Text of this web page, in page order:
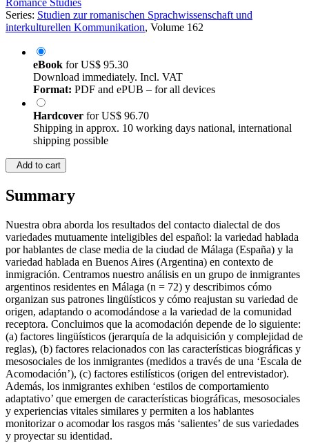
Romance Studies
Series: Studien zur romanischen Sprachwissenschaft und
interkulturellen Kommunikation, Volume 162
eBook forUS$ 95.30
Download immediately. Incl. VAT
Format: PDF and ePUB – for all devices
Hardcover forUS$ 96.70
Shipping in approx. 10 working days national, international
shipping possible
Add to cart
Summary
Nuestra obra aborda los resultados del contacto dialectal de dos
variedades mutuamente inteligibles del español: la variedad hablada
por hablantes de clase media de la ciudad de Málaga (España) y la
variedad hablada en Buenos Aires (Argentina) en contexto de
inmigración. Centramos nuestro análisis en un grupo de inmigrantes
argentinos residentes en Málaga (n = 72) y describimos cómo
organizan sus patrones lingüísticos y cómo reajustan su variedad de
origen, adaptando o acomodándose a la variedad de la comunidad
receptora. Concluimos que la acomodación depende de lo siguiente:
(a) factores lingüísticos (jerarquía de la adquisición y complejidad de
reglas), (b) factores relacionados con las características biográficas y
mesosociales de los inmigrantes (medidos a través de una ‘Escala de
Acomodación’), (c) factores estilísticos (origen del entrevistador).
Además, los inmigrantes exhiben ‘estilos de comportamiento
adaptativo’ que emergen de características biográficas, mesosociales
y experiencias vitales similares y permiten a los hablantes
monitorizar o acomodar los rasgos más ‘salientes’ de sus variedades
y proyectar su identidad.